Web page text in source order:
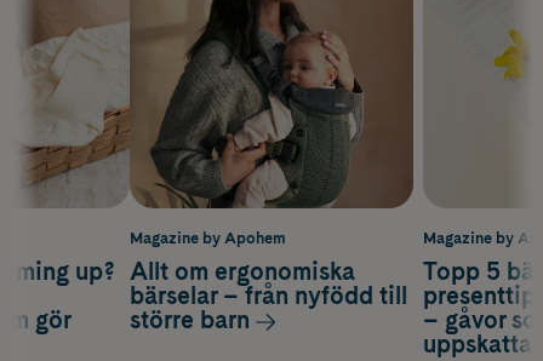
Magazine by
Topp 5
– gåvor
up?
gör
Magazine by Apohem
Allt om ergonomiska
bärselar – från nyfödd till
större barn